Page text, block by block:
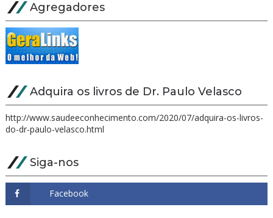
Agregadores
Adquira os livros de Dr. Paulo Velasco
http://www.saudeeconhecimento.com/2020/07/adquira-os-livros-
do-dr-paulo-velasco.html
Siga-nos